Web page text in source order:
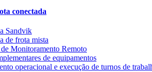
conectada
Sandvik
de frota mista
de Monitoramento Remoto
de equipamentos
operacional e execução de turnos de